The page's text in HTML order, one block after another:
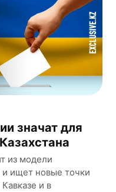
значат для
из модели
и ищет новые точки
и в